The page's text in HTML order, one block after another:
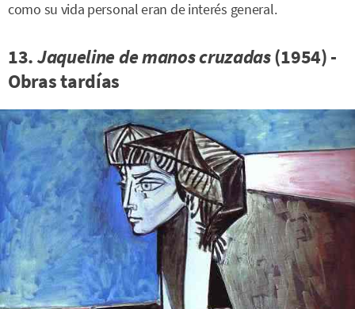
como su vida personal eran de interés general.
13.Jaqueline de manos cruzadas(1954) -
Obras tardías